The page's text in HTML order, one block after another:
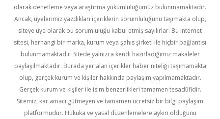
olarak denetleme veya araştırma yükümlülüğümüz bulunmamaktadır.
Ancak, üyelerimiz yazdıkları içeriklerin sorumluluğunu taşımakta olup,
siteye üye olarak bu sorumluluğu kabul etmiş sayılırlar. Bu internet
sitesi, herhangi bir marka, kurum veya şahıs şirketi ile hiçbir bağlantısı
bulunmamaktadır. Sitede yalnızca kendi hazırladığımız makaleler
paylaşılmaktadır. Burada yer alan içerikler haber niteliği taşımamakta
olup, gerçek kurum ve kişiler hakkında paylaşım yapılmamaktadır.
Gerçek kurum ve kişiler ile isim benzerlikleri tamamen tesadüfidir.
Sitemiz, kar amacı gütmeyen ve tamamen ücretsiz bir bilgi paylaşım
platformudur. Hukuka ve yasal düzenlemelere aykırı olduğunu